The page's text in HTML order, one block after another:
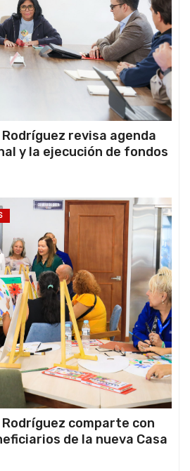
revisa agenda
y la ejecución de fondos
sismos
comparte con
de la nueva Casa
Primavera” en Caracas